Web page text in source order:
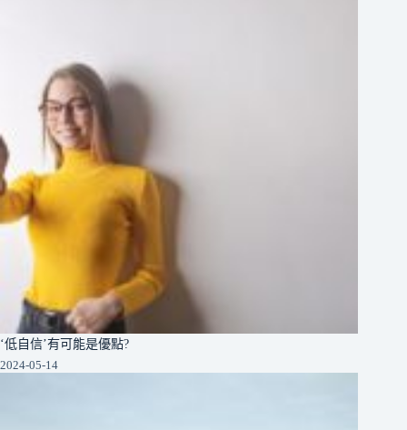
‘低自信’有可能是優點?
2024-05-14